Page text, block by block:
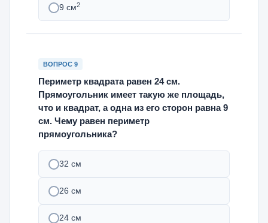
9 см2
ВОПРОС 9
Периметр квадрата равен 24 см.
Прямоугольник имеет такую же площадь,
что и квадрат, а одна из его сторон равна 9
см. Чему равен периметр
прямоугольника?
32 см
26 см
24 см